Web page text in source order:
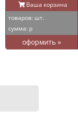
Ваша корзина
товаров: шт.
сумма: р
оформить »